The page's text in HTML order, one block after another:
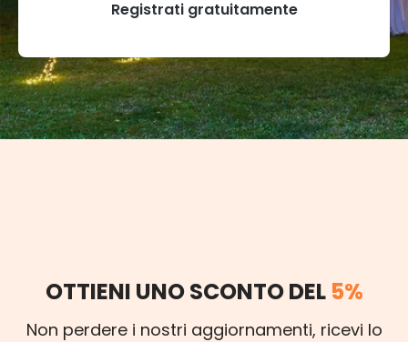
Registrati gratuitamente
OTTIENI UNO SCONTO DEL 5%
Non perdere i nostri aggiornamenti, ricevi lo